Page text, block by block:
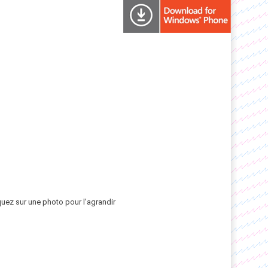
sur une photo pour l'agrandir